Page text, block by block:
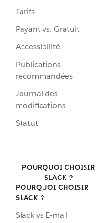
Tarifs
Payant vs. Gratuit
Accessibilité
Publications
recommandées
Journal des
modifications
Statut
POURQUOI CHOISIR
SLACK ?
POURQUOI CHOISIR
SLACK ?
Slack vs E-mail